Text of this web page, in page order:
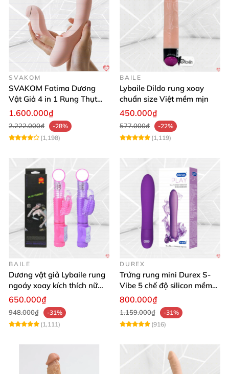
SVAKOM
SVAKOM Fatima Dương
Vật Giả 4 in 1 Rung Thụt
Hút Toả Nhiệt Massage Cho
1.600.000₫
2.222.000₫
-28%
(1,198)
BAILE
Lybaile Dildo rung xoay
chuẩn size Việt mềm mịn
450.000₫
577.000₫
-22%
(1,119)
BAILE
Dương vật giả Lybaile rung
ngoáy xoay kích thích nữ
thủ dâm
650.000₫
948.000₫
-31%
(1,111)
DUREX
Trứng rung mini Durex S-
Vibe 5 chế độ silicon mềm
mịn cao cấp
800.000₫
1.159.000₫
-31%
(916)